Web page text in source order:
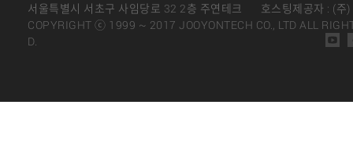
서울특별시 서초구 사임당로 32 2층 주연테크
호스팅제공자 : (주
COPYRIGHT ⓒ 1999 ~ 2017 JOOYONTECH CO., LTD ALL
D.